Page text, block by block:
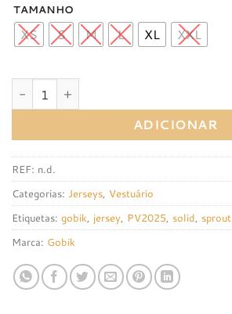
TAMANHO
XS S M L XL XXL
ADICIONAR
REF: n.d.
Categorias: Jerseys, Vestuário
Etiquetas: gobik, jersey, PV2025, solid, sprout
Marca: Gobik